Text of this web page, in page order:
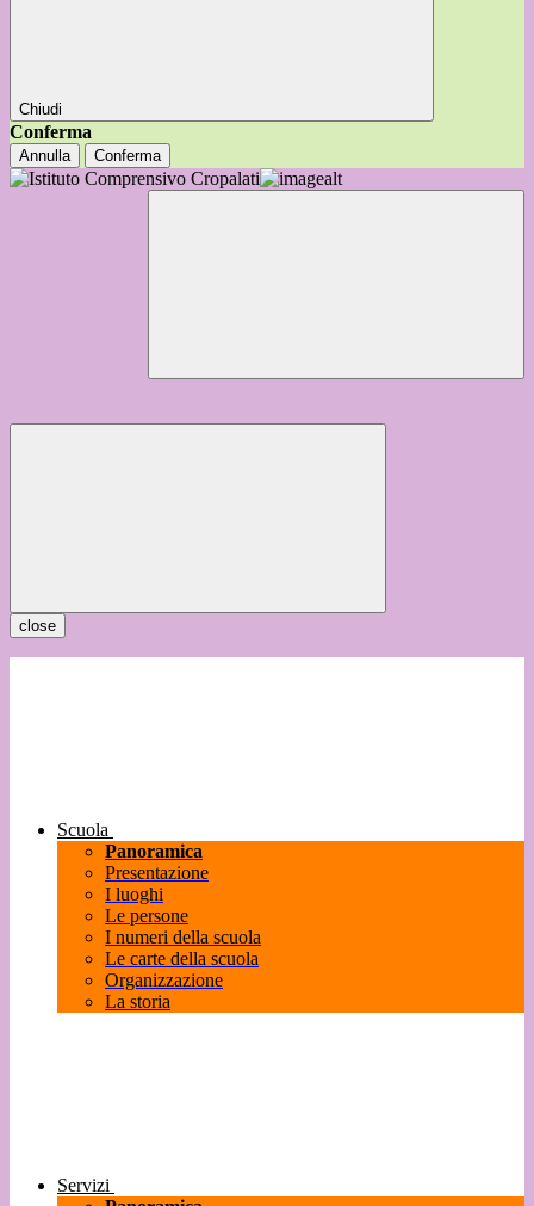
Chiudi
Conferma
Annulla Conferma
close
Scuola
Panoramica
Presentazione
I luoghi
Le persone
I numeri della scuola
Le carte della scuola
Organizzazione
La storia
Servizi